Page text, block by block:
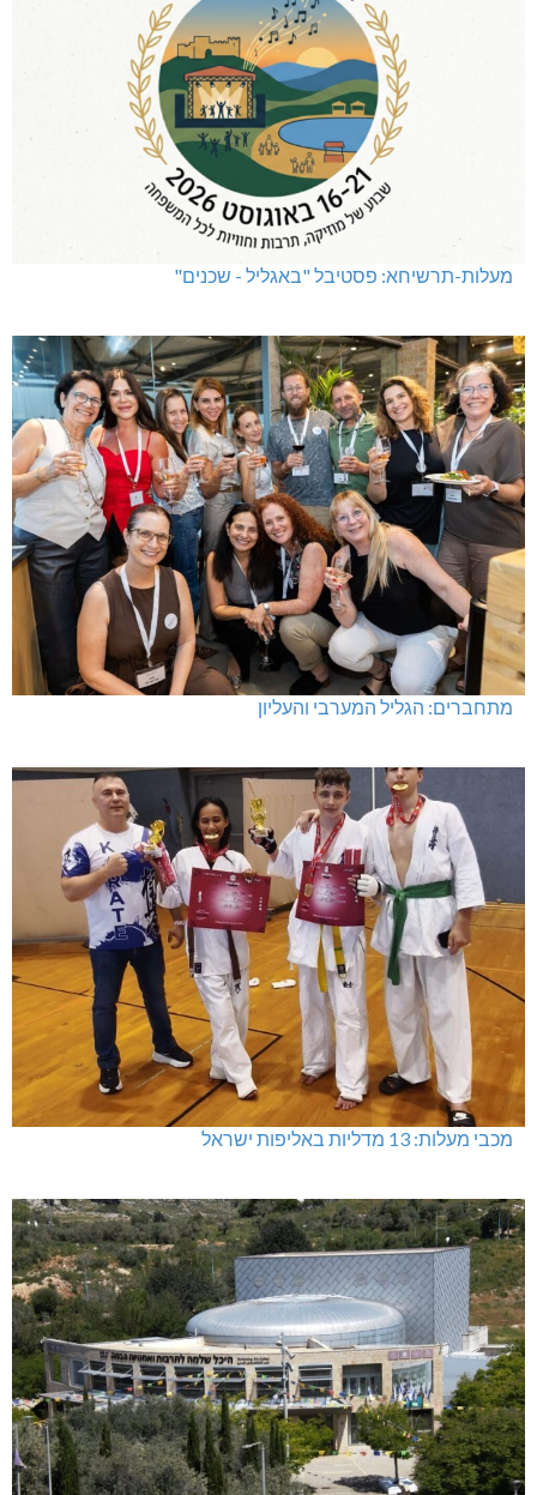
מעלות-תרשיחא: פסטיבל "באגליל - שכנים"
מתחברים: הגליל המערבי והעליון
מכבי מעלות: 13 מדליות באליפות ישראל